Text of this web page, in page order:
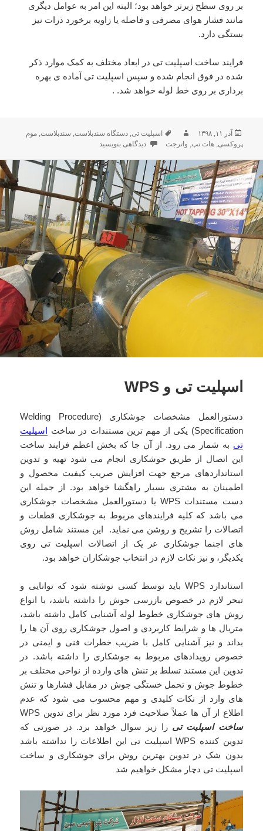
بر روی سطح زبرتر خواهد بود؛ البته این امر به عوامل دیگری
مانند فشار هوای مصرفی و فاصله یا زاویه برخورد ذرات نیز
بستگی دارد.
فرایند ساخت اسپلیت تی در ابعاد مختلف به کمک موارد ذکر
شده در فوق انجام شده و سپس اسپلیت تی آماده ی بهره
برداری بر روی خط لوله خواهد شد. .
ارسال
شده
آذر ۱۱, ۱۳۹۸ نویسندهبرچسب‌ها
اسپلیت تی ,دستگاه سندبلاست سندبلاست ,موم
پروکسی ,هات تپ واترجت برای سندبلاست و موارد استفاده آن برای اسپلیت تی
دیدگاهی بنویسید
اسپلیت تی و WPS
دستورالعمل مشخصات جوشکاری (Welding Procedure
Specification) یکی از مهم ترین مستندات در ساخت
اسپلیت
تی به شمار می رود. از آن جا که بخش اعظم فرایند ساخت
این اتصال از طریق حوشکاری انجام می شود تهیه و تدوین
استانداردهای مرجع جهت افزایش صریب کیفیت محصول و
اطمینان به مشتری بسیار راهگشا خواهد بود. از جمله این
دست مستندات WPS یا دستورالعمل مشخصات جوشکاری
می باشد که کلیه فرایندهای مربوط به جوشکاری قطعات و
اتصالات را تشریح و روشن می نماید. این مستند شامل روش
های اجنما جوشکاری عر یک از اتصالات اسپلیت تی روی
یکدیگر، و نیز نکات لازم در انتخاب جوشکاران خواهد بود.
استاندارد WPS باید توسط کسی نوشته شود که توانایی و
تبحر لازم در خصوص بازرسی جوش را داشته باشد، با انواع
روش های جوشکاری خطوط لوله آشنایی کامل داشته باشد،
متریال ها و شرایط کاربردی و اصول جوشکاری روی آن ها را
بداند و نیز آشنایی کامل با ضریب خطرات فنی و ایمنی در
خصوص رویدادهای مربوط به جوشکاری را داشته باشد. در
تدوین این مستند تسلط بر تنش های وارده از نواحی مختلف بر
خطوط جوش و تحمل خستگی جوش در مقابل فشارها و تنش
های وارد از نکات کلیدی و مهم محسوب می شود که عدم
اطلاع از آن ها عملاً صلاحیت فرد مورد نظر برای تدوین WPS
ساخت اسپلیت تی را زیر سوال خواهد برد. در صورتی که
تدوین کننده WPS اسپلیت تی این اطلاعات را نداشته باشد
بدون شک در تدوین بهترین روش برای جوشکاری و ساخت
اسپلیت تی دچار مشکل خواهیم شد